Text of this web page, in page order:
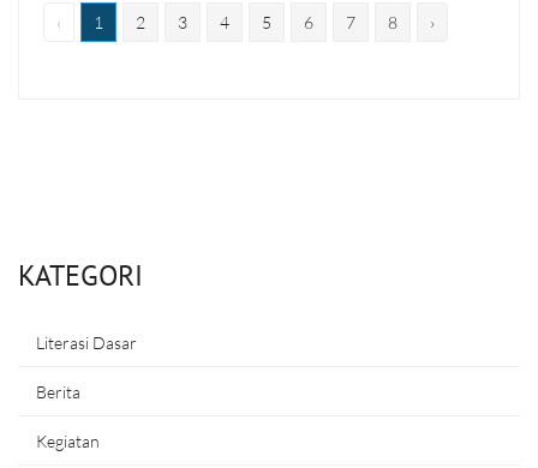
‹ 1 2 3 4 5 6 7 8 ›
KATEGORI
Literasi Dasar
Berita
Kegiatan